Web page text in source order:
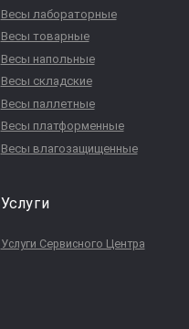
Весы лабораторные
Весы товарные
Весы напольные
Весы складские
Весы паллетные
Весы платформенные
Весы влагозащищенные
Услуги
Услуги Сервисного Центра